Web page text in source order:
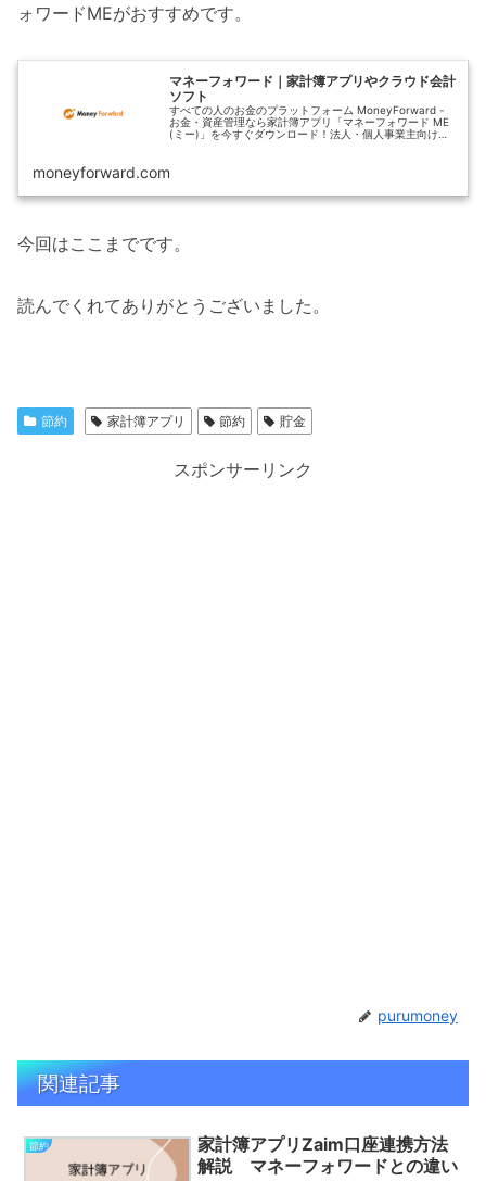
ォワードMEがおすすめです。
マネーフォワード｜家計簿アプリやクラウド会計
ソフト
すべての人のお金のプラットフォーム MoneyForward -
お金・資産管理なら家計簿アプリ「マネーフォワード ME
(ミー)」を今すぐダウンロード！法人・個人事業主向け
moneyforward.com
今回はここまでです。
読んでくれてありがとうございました。
節約 家計簿アプリ 節約 貯金
スポンサーリンク
purumoney
関連記事
節約
家計簿アプリZaim口座連携方法
解説 マネーフォワードとの違い